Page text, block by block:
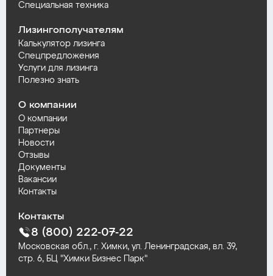
Специальная техника
Лизингополучателям
Калькулятор лизинга
Спецпредложения
Услуги для лизинга
Полезно знать
О компании
О компании
Партнеры
Новости
Отзывы
Документы
Вакансии
Контакты
Контакты
8 (800) 222-07-22
Московская обл., г. Химки, ул. Ленинградская, вл. 39,
стр. 6, БЦ "Химки Бизнес Парк"